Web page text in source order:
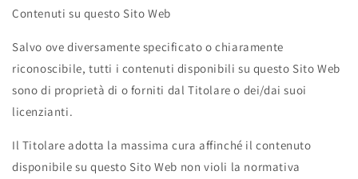
Contenuti su questo Sito Web
Salvo ove diversamente specificato o chiaramente
riconoscibile, tutti i contenuti disponibili su questo Sito Web
sono di proprietà di o forniti dal Titolare o dei/dai suoi
licenzianti.
Il Titolare adotta la massima cura affinché il contenuto
disponibile su questo Sito Web non violi la normativa